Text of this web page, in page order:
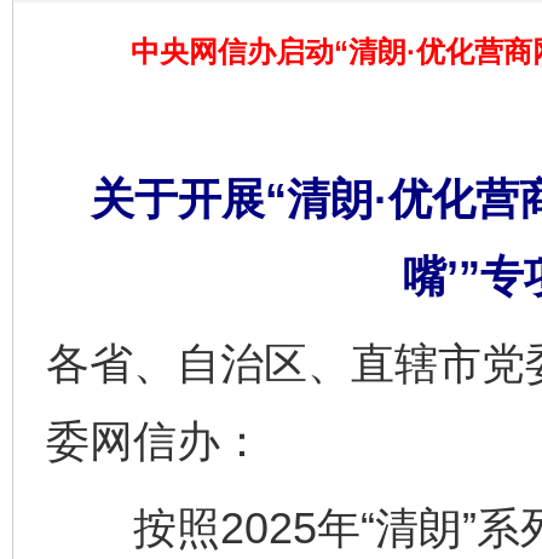
中央网信办启动“清朗·优化营
关于开展“清朗·优化
嘴’”
各省、自治区、直辖市
委网信办：
按照2025年“清朗”系